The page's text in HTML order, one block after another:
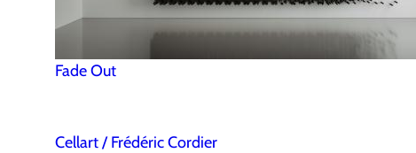
Fade Out
Cellart / Frédéric Cordier